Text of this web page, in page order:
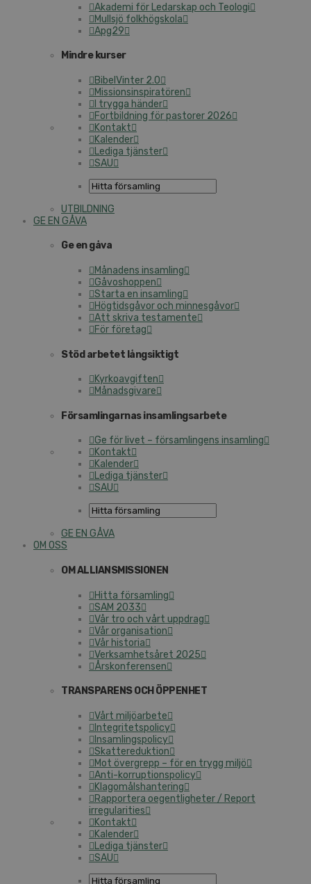
Akademi för Ledarskap och Teologi
Mullsjö folkhögskola
Apg29
Mindre kurser
BibelVinter 2.0
Missionsinspiratören
I trygga händer
Fortbildning för pastorer 2026
Kontakt
Kalender
Lediga tjänster
SAU
UTBILDNING
GE EN GÅVA
Ge en gåva
Månadens insamling
Gåvoshoppen
Starta en insamling
Högtidsgåvor och minnesgåvor
Att skriva testamente
För företag
Stöd arbetet långsiktigt
Kyrkoavgiften
Månadsgivare
Församlingarnas insamlingsarbete
Ge för livet – församlingens insamling
Kontakt
Kalender
Lediga tjänster
SAU
GE EN GÅVA
OM OSS
OM ALLIANSMISSIONEN
Hitta församling
SAM 2033
Vår tro och vårt uppdrag
Vår organisation
Vår historia
Verksamhetsåret 2025
Årskonferensen
TRANSPARENS OCH ÖPPENHET
Vårt miljöarbete
Integritetspolicy
Insamlingspolicy
Skattereduktion
Mot övergrepp – för en trygg miljö
Anti-korruptionspolicy
Klagomålshantering
Rapportera oegentligheter / Report
irregularities
Kontakt
Kalender
Lediga tjänster
SAU